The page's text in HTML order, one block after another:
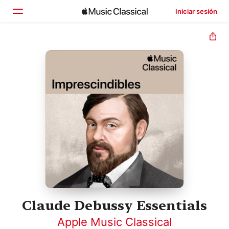
Iniciar sesión
Inicio
Buscar
Claude Debussy Essentials
Apple Music Classical